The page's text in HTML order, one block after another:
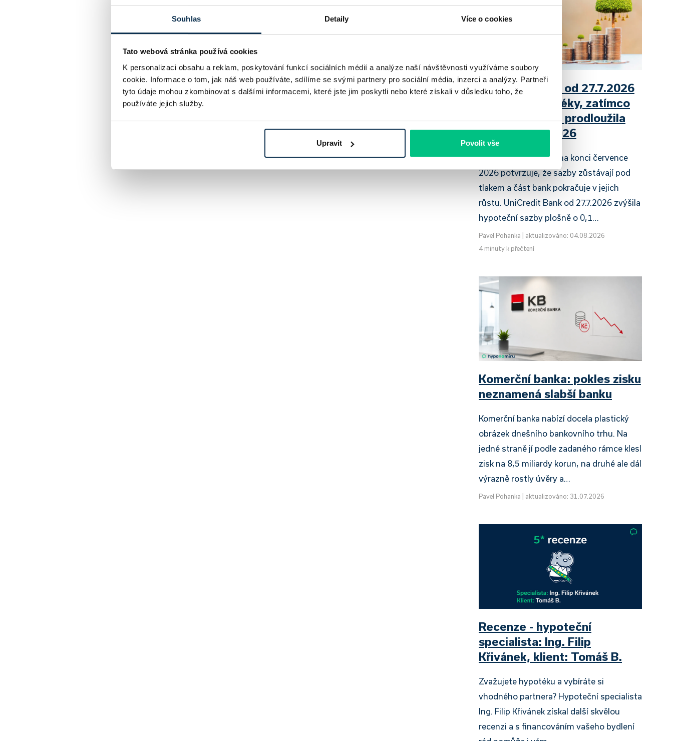
Souhlas Detaily Více o cookies
Tato webová stránka používá cookies
K personalizaci obsahu a reklam, poskytování funkcí sociálních médií a analýze naší návštěvnosti využíváme soubory
cookie. Informace o tom, jak náš web používáte, sdílíme se svými partnery pro sociální média, inzerci a analýzy. Partneři
tyto údaje mohou zkombinovat s dalšími informacemi, které jste jim poskytli nebo které získali v důsledku toho, že
používáte jejich služby.
Upravit Povolit vše
UniCredit Bank od 27.7.2026
zdražuje hypotéky, zatímco
Raiffeisenbank prodloužila
slevu do 6.9.2026
Český hypoteční trh na konci července
2026 potvrzuje, že sazby zůstávají pod
tlakem a část bank pokračuje v jejich
růstu. UniCredit Bank od 27.7.2026 zvýšila
hypoteční sazby plošně o 0,1…
Pavel Pohanka
aktualizováno: 04.08.2026
4 minuty k přečtení
Komerční banka: pokles zisku
neznamená slabší banku
Komerční banka nabízí docela plastický
obrázek dnešního bankovního trhu. Na
jedné straně jí podle zadaného rámce klesl
zisk na 8,5 miliardy korun, na druhé ale dál
výrazně rostly úvěry a…
Pavel Pohanka aktualizováno: 31.07.2026
Recenze - hypoteční
specialista: Ing. Filip
Křivánek, klient: Tomáš B.
Zvažujete hypotéku a vybíráte si
vhodného partnera? Hypoteční specialista
Ing. Filip Křivánek získal další skvělou
recenzi a s financováním vašeho bydlení